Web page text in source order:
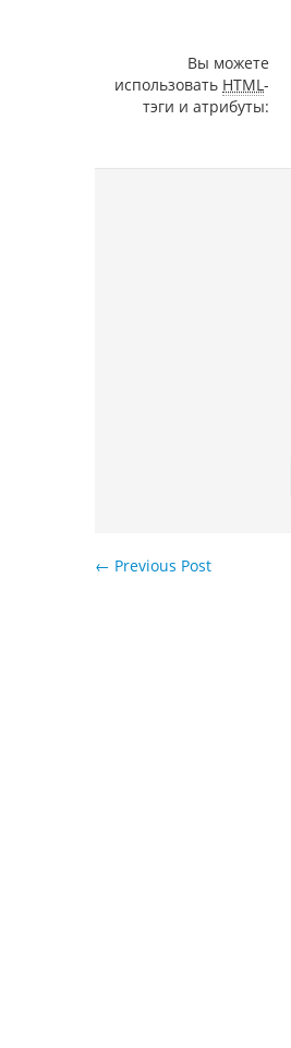
Вы можете
использовать HTML-
тэги и атрибуты:
← Previous Post